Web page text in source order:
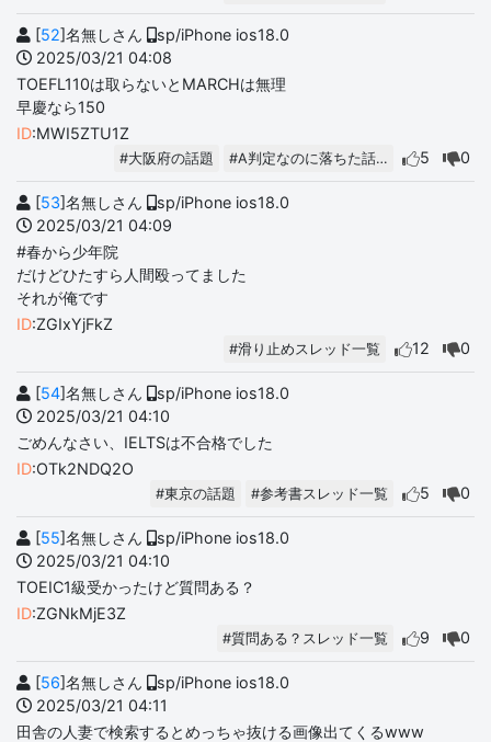
[52]名無しさん
sp/iPhone ios18.0
2025/03/21 04:08
TOEFL110は取らないとMARCHは無理
早慶なら150
ID:MWI5ZTU1Z
#大阪府の話題 #A判定なのに落ちた話… 5 0
[53]名無しさん
sp/iPhone ios18.0
2025/03/21 04:09
#春から少年院
だけどひたすら人間殴ってました
それが俺です
ID:ZGIxYjFkZ
#滑り止めスレッド一覧 12 0
[54]名無しさん
sp/iPhone ios18.0
2025/03/21 04:10
ごめんなさい、IELTSは不合格でした
ID:OTk2NDQ2O
#東京の話題 #参考書スレッド一覧 5 0
[55]名無しさん
sp/iPhone ios18.0
2025/03/21 04:10
TOEIC1級受かったけど質問ある？
ID:ZGNkMjE3Z
#質問ある？スレッド一覧 9 0
[56]名無しさん
sp/iPhone ios18.0
2025/03/21 04:11
田舎の人妻で検索するとめっちゃ抜ける画像出てくるwww